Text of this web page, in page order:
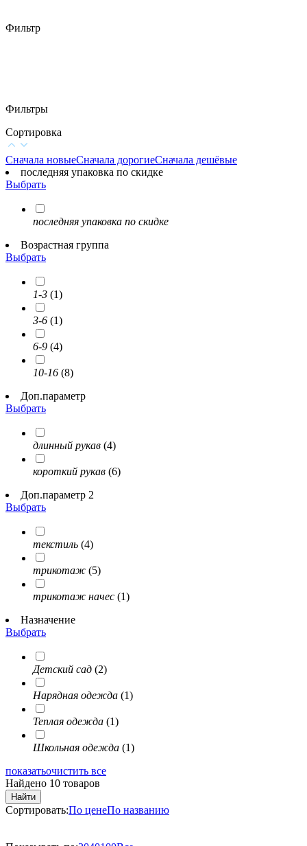
Фильтр
Фильтры
Сортировка
Сначала новыеСначала дорогиеСначала дешёвые
последняя упаковка по скидке
Выбрать
последняя упаковка по скидке
Возрастная группа
Выбрать
1-3 (1)
3-6 (1)
6-9 (4)
10-16 (8)
Доп.параметр
Выбрать
длинный рукав (4)
короткий рукав (6)
Доп.параметр 2
Выбрать
текстиль (4)
трикотаж (5)
трикотаж начес (1)
Назначение
Выбрать
Детский сад (2)
Нарядная одежда (1)
Теплая одежда (1)
Школьная одежда (1)
показатьочистить все
Найдено 10 товаров
Найти
Сортировать:По ценеПо названию